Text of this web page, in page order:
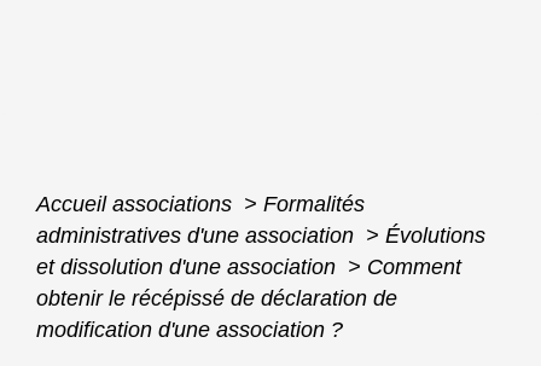
Accueil associations > Formalités
administratives d'une association > Évolutions
et dissolution d'une association > Comment
obtenir le récépissé de déclaration de
modification d'une association ?